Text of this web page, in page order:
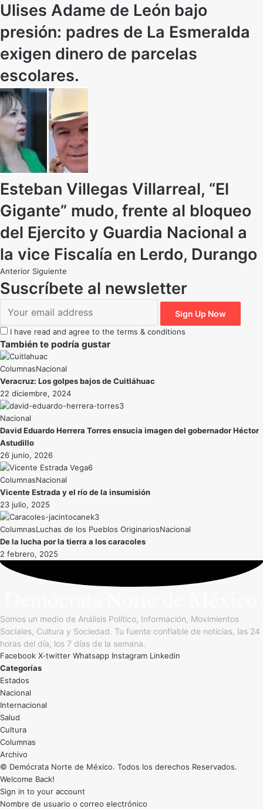
Ulises Adame de León bajo
presión: padres de La Esmeralda
exigen dinero de parcelas
escolares.
Esteban Villegas Villarreal, “El
Gigante” mudo, frente al bloqueo
del Ejercito y Guardia Nacional a
la vice Fiscalía en Lerdo, Durango
Anterior Siguiente
Suscríbete al newsletter
I have read and agree to the terms & conditions
También te podría gustar
Nacional
Veracruz: Los golpes bajos de Cuitláhuac
22 diciembre, 2024
Nacional
David Eduardo Herrera Torres ensucia imagen del gobernador Héctor
Astudillo
26 junio, 2026
Nacional
Vicente Estrada y el río de la insumisión
23 julio, 2025
Luchas de los Pueblos OriginariosNacional
De la lucha por la tierra a los caracoles
2 febrero, 2025
Somos un medio de Análisis Político, Información, Movimientos
Sociales, Cultura y Sociedad. Tu fuente confiable de noticias, las 24
horas del día, los 7 días de la semana.
Facebook X-twitter Whatsapp Instagram Linkedin
Categorías
Estados
Nacional
Internacional
Salud
Cultura
Archivo
© Demócrata Norte de México. Todos los derechos Reservados.
Welcome Back!
Sign in to your account
Nombre de usuario o correo electrónico